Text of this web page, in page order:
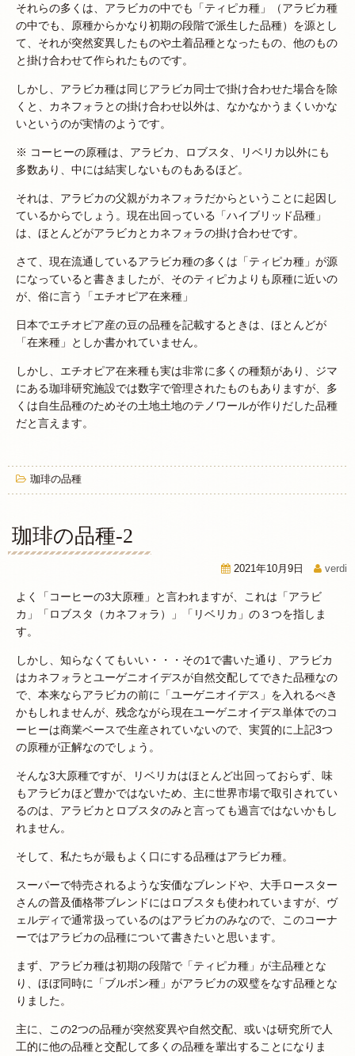
それらの多くは、アラビカの中でも「ティピカ種」（アラビカ種
の中でも、原種からかなり初期の段階で派生した品種）を源とし
て、それが突然変異したものや土着品種となったもの、他のもの
と掛け合わせて作られたものです。
しかし、アラビカ種は同じアラビカ同士で掛け合わせた場合を除
くと、カネフォラとの掛け合わせ以外は、なかなかうまくいかな
いというのが実情のようです。
※ コーヒーの原種は、アラビカ、ロブスタ、リベリカ以外にも
多数あり、中には結実しないものもあるほど。
それは、アラビカの父親がカネフォラだからということに起因し
ているからでしょう。現在出回っている「ハイブリッド品種」
は、ほとんどがアラビカとカネフォラの掛け合わせです。
さて、現在流通しているアラビカ種の多くは「ティピカ種」が源
になっていると書きましたが、そのティピカよりも原種に近いの
が、俗に言う「エチオピア在来種」
日本でエチオピア産の豆の品種を記載するときは、ほとんどが
「在来種」としか書かれていません。
しかし、エチオピア在来種も実は非常に多くの種類があり、ジマ
にある珈琲研究施設では数字で管理されたものもありますが、多
くは自生品種のためその土地土地のテノワールが作りだした品種
だと言えます。
珈琲の品種
珈琲の品種-2
2021年10月9日 verdi
よく「コーヒーの3大原種」と言われますが、これは「アラビ
カ」「ロブスタ（カネフォラ）」「リベリカ」の３つを指しま
す。
しかし、知らなくてもいい・・・その1で書いた通り、アラビカ
はカネフォラとユーゲニオイデスが自然交配してできた品種なの
で、本来ならアラビカの前に「ユーゲニオイデス」を入れるべき
かもしれませんが、残念ながら現在ユーゲニオイデス単体でのコ
ーヒーは商業ベースで生産されていないので、実質的に上記3つ
の原種が正解なのでしょう。
そんな3大原種ですが、リベリカはほとんど出回っておらず、味
もアラビカほど豊かではないため、主に世界市場で取引されてい
るのは、アラビカとロブスタのみと言っても過言ではないかもし
れません。
そして、私たちが最もよく口にする品種はアラビカ種。
スーパーで特売されるような安価なブレンドや、大手ロースター
さんの普及価格帯ブレンドにはロブスタも使われていますが、ヴ
ェルディで通常扱っているのはアラビカのみなので、このコーナ
ーではアラビカの品種について書きたいと思います。
まず、アラビカ種は初期の段階で「ティピカ種」が主品種とな
り、ほぼ同時に「ブルボン種」がアラビカの双璧をなす品種とな
りました。
主に、この2つの品種が突然変異や自然交配、或いは研究所で人
工的に他の品種と交配して多くの品種を輩出することになりま